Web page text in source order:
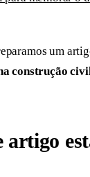
um
construção
artigo